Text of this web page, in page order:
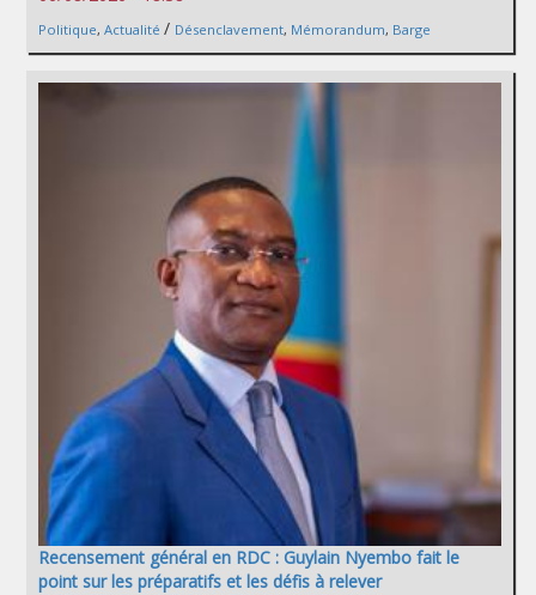
Politique, Actualité / Désenclavement, Mémorandum, Barge
Recensement général en RDC : Guylain Nyembo fait le
point sur les préparatifs et les défis à relever